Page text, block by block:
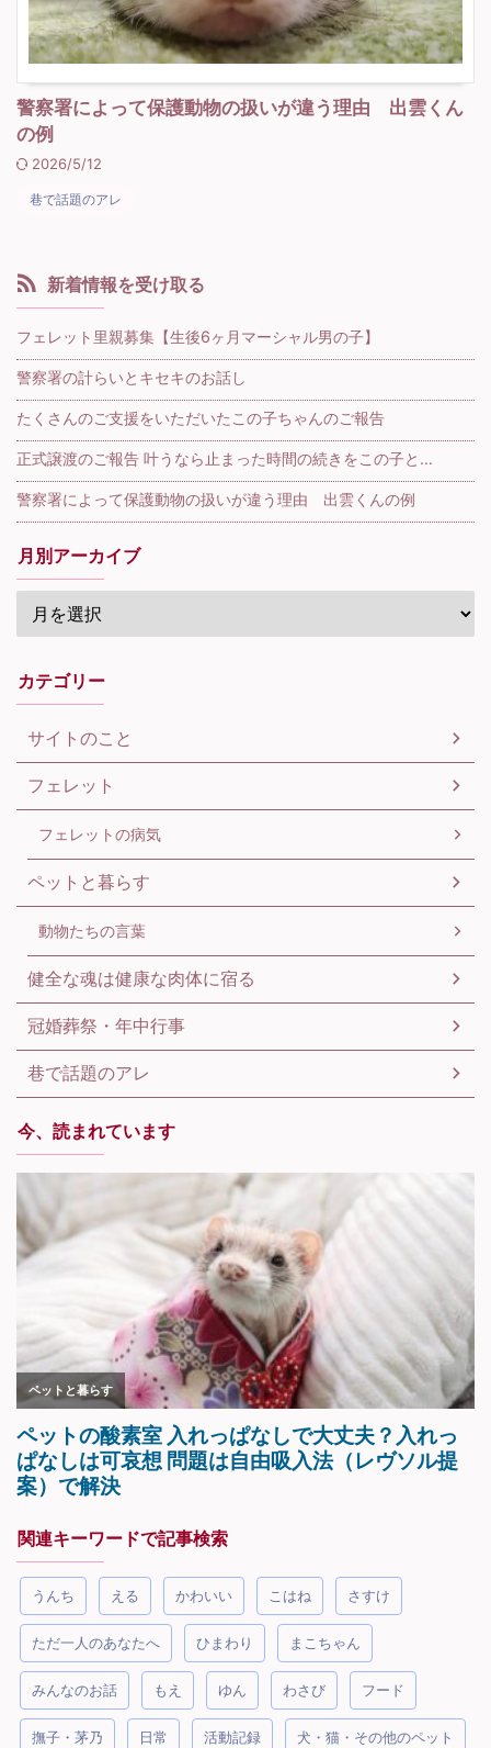
警察署によって保護動物の扱いが違う理由 出雲くん
の例
2026/5/12
巷で話題のアレ
新着情報を受け取る
フェレット里親募集【生後6ヶ月マーシャル男の子】
警察署の計らいとキセキのお話し
たくさんのご支援をいただいたこの子ちゃんのご報告
正式譲渡のご報告 叶うなら止まった時間の続きをこの子と…
警察署によって保護動物の扱いが違う理由 出雲くんの例
月別アーカイブ
カテゴリー
サイトのこと
フェレット
フェレットの病気
ペットと暮らす
動物たちの言葉
健全な魂は健康な肉体に宿る
冠婚葬祭・年中行事
巷で話題のアレ
今、読まれています
関連キーワードで記事検索
うんち える かわいい こはね さすけ
ただ一人のあなたへ ひまわり まこちゃん
みんなのお話 もえ ゆん わさび フード
撫子・茅乃 日常 活動記録 犬・猫・その他のペット